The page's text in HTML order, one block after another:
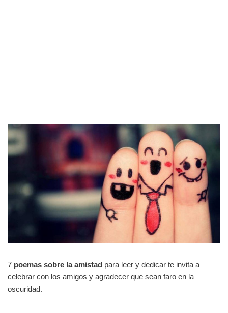
7 poemas sobre la amistad para leer y dedicar te invita a
celebrar con los amigos y agradecer que sean faro en la
oscuridad.